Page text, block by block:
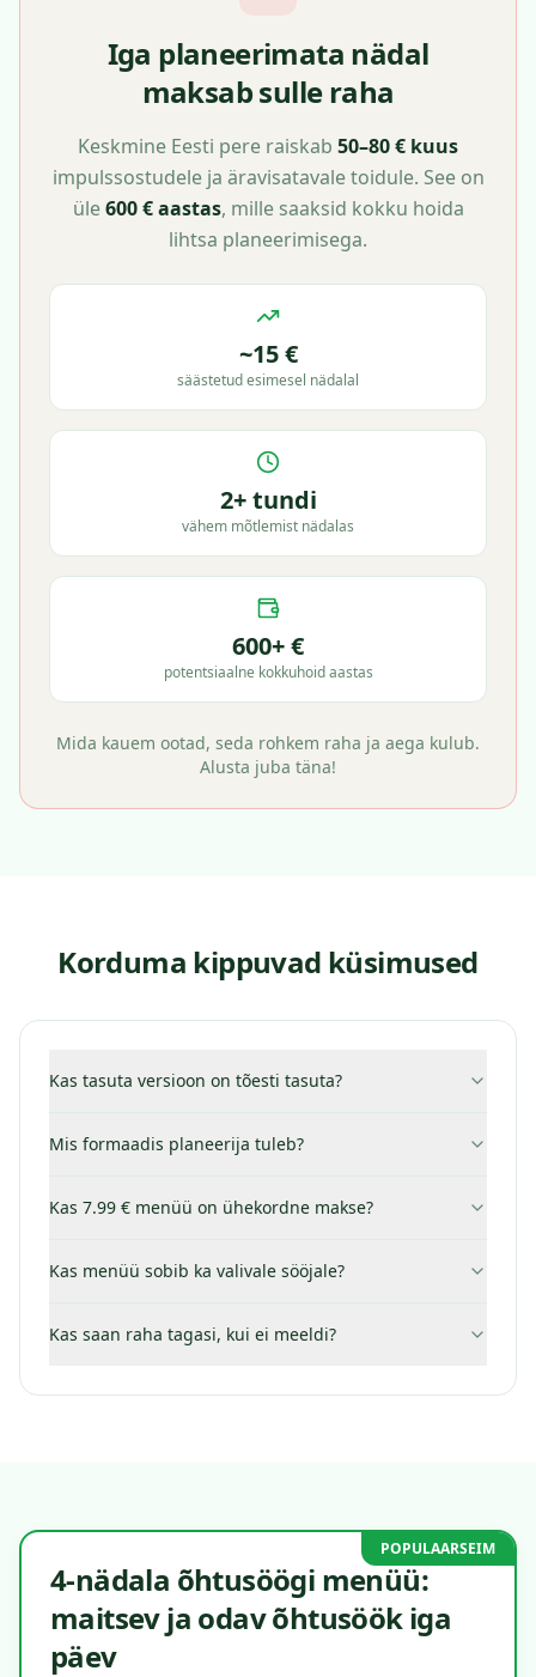
Iga planeerimata nädal
maksab sulle raha
Keskmine Eesti pere raiskab 50–80 € kuus
impulssostudele ja äravisatavale toidule. See on
üle600 € aastas, mille saaksid kokku hoida
lihtsa planeerimisega.
~15 €
säästetud esimesel nädalal
2+ tundi
vähem mõtlemist nädalas
600+ €
potentsiaalne kokkuhoid aastas
Mida kauem ootad, seda rohkem raha ja aega kulub.
Alusta juba täna!
Korduma kippuvad küsimused
Kas tasuta versioon on tõesti tasuta?
Mis formaadis planeerija tuleb?
Kas 7.99 € menüü on ühekordne makse?
Kas menüü sobib ka valivale sööjale?
Kas saan raha tagasi, kui ei meeldi?
POPULAARSEIM
4-nädala õhtusöögi menüü:
maitsev ja odav õhtusöök iga
päev